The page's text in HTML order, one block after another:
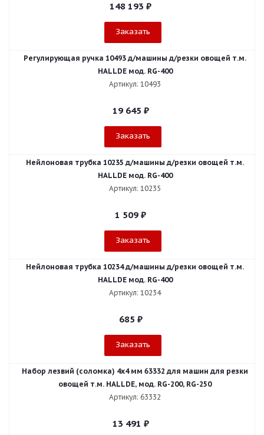
148 193 ₽
Заказать
Регулирующая ручка 10493 д/машины д/резки овощей т.м.
HALLDE мод. RG-400
Артикул: 10493
19 645 ₽
Заказать
Нейлоновая трубка 10235 д/машины д/резки овощей т.м.
HALLDE мод. RG-400
Артикул: 10235
1 509 ₽
Заказать
Нейлоновая трубка 10234 д/машины д/резки овощей т.м.
HALLDE мод. RG-400
Артикул: 10234
685 ₽
Заказать
Набор лезвий (соломка) 4х4 мм 63332 для машин для резки
овощей т.м. HALLDE, мод. RG-200, RG-250
Артикул: 63332
13 491 ₽